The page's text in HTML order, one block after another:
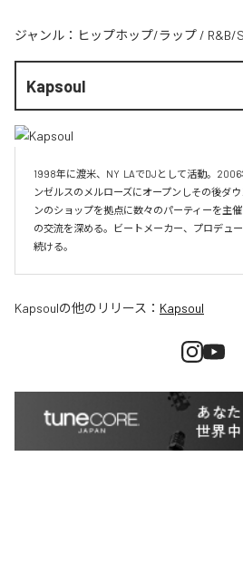
ジャンル： ヒップホップ/ラップ / R&B/
Kapsoul
1998年に渡米、NY  LAでDJとして活動。
ンゼルスのメルローズにオープンしその後ダ
ンのショップを拠点に数々のパーティーを主
の交流を深める。ビートメーカー、プロデュ
続ける。
Kapsoulの他のリリース： Kapsoul